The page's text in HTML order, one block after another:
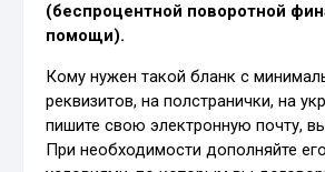
(беспроцентной поворотной
помощи).
Кому нужен такой бланк с
реквизитов, на полстранички, на
пишите свою электронную почту,
При необходимости дополняйте